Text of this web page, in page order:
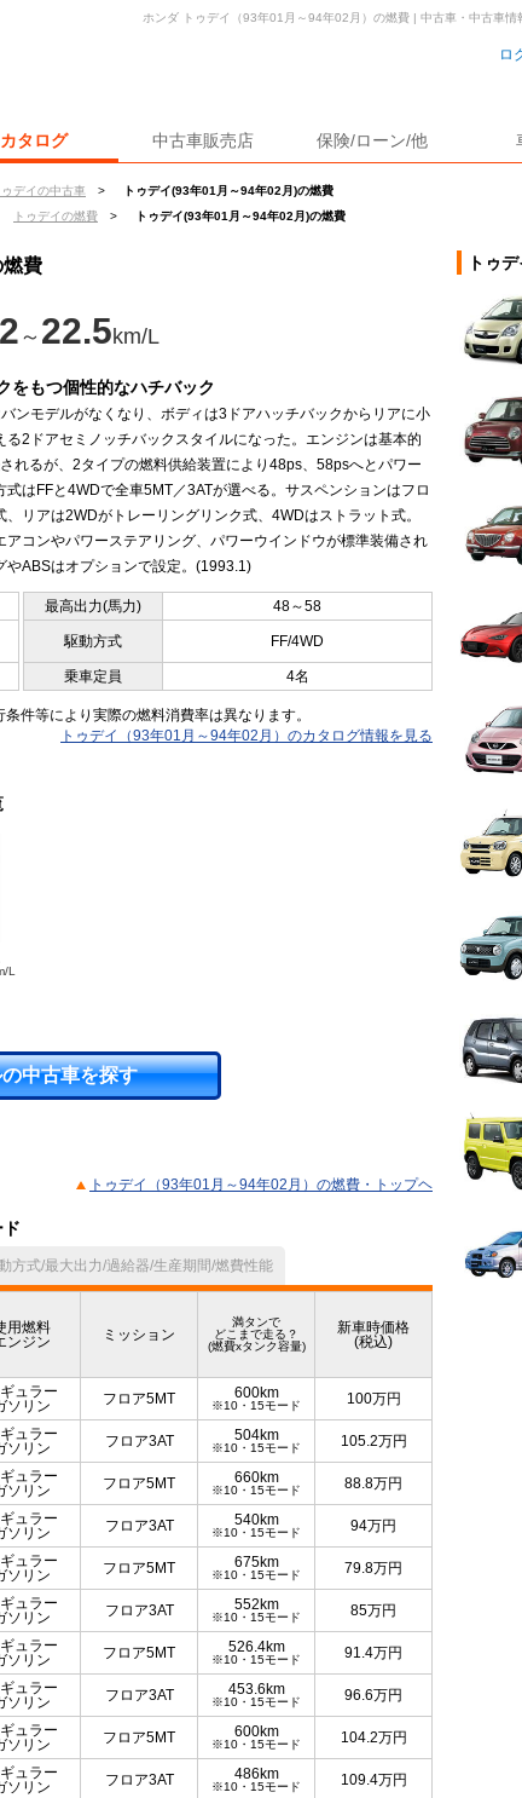
ロ
カタログ 中古車販売店 保険/ローン/他
ゥデイの中古車 >
トゥデイ(93年01月～94年02月)の燃費
トゥデイの燃費 > トゥデイ(93年01月～94年02月)の燃費
ホンダ トゥデイ（93年01月～94年02月）の燃費 | 中古車・中古車情
費
～ 22.5km/L
をもつ個性的なハチバック
ンモデルがなくなり、ボディは3ドアハッチバックからリアに小
る2ドアセミノッチバックスタイルになった。エンジンは基本的
れるが、2タイプの燃料供給装置により48ps、58psへとパワー
式はFFと4WDで全車5MT／3ATが選べる。サスペンションはフロ
、リアは2WDがトレーリングリンク式、4WDはストラット式。
アコンやパワーステアリング、パワーウインドウが標準装備され
やABSはオプションで設定。(1993.1)
最高出力(馬力)
48～58
駆動方式 FF/4WD
乗車定員 4名
件等により実際の燃料消費率は異なります。
トゥデイ（93年01月～94年02月）のカタログ情報を見る
L
中古車を探す
トゥデイ（93年01月～94年02月）の燃費・トップヘ
方式/最大出力/過給器/生産期間/燃費性能
用燃料
ンジン
ミッション
満タンで
どこまで走る？
(燃費xタンク容量)
新車時価格
(税込)
ュラー
ソリン
フロア5MT 600km
※10・15モード 100万円
ュラー
ソリン
フロア3AT 504km
※10・15モード 105.2万円
ュラー
ソリン
フロア5MT 660km
※10・15モード 88.8万円
ュラー
ソリン
フロア3AT 540km
※10・15モード 94万円
ュラー
ソリン
フロア5MT 675km
※10・15モード 79.8万円
ュラー
ソリン
フロア3AT 552km
※10・15モード 85万円
ュラー
ソリン
フロア5MT 526.4km
※10・15モード 91.4万円
ュラー
ソリン
フロア3AT 453.6km
※10・15モード 96.6万円
ュラー
ソリン
フロア5MT 600km
※10・15モード 104.2万円
ュラー
ソリン
フロア3AT 486km
※10・15モード 109.4万円
トゥ